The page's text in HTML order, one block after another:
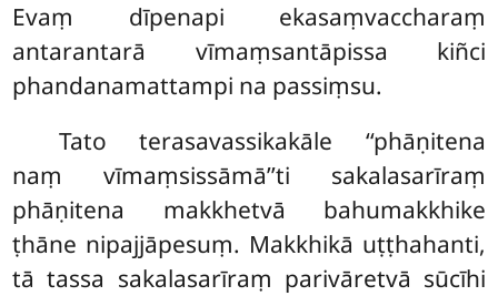
Evaṃ dīpenapi ekasaṃvaccharaṃ
antarantarā vīmaṃsantāpissa kiñci
phandanamattampi na passiṃsu.
Tato terasavassikakāle ‘‘phāṇitena
naṃ vīmaṃsissāmā’’ti sakalasarīraṃ
phāṇitena makkhetvā bahumakkhike
ṭhāne nipajjāpesuṃ. Makkhikā uṭṭhahanti,
tā tassa sakalasarīraṃ parivāretvā sūcīhi